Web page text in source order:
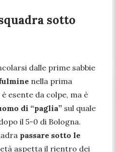
sotto
dalle prime sabbie
nella prima
esente da colpe, ma è
di “paglia” sul quale
il 5-0 di Bologna.
passare sotto le
aspetta il rientro dei